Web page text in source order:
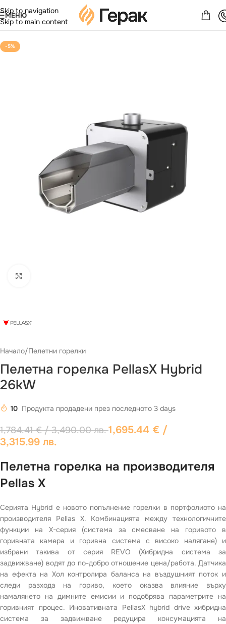
Skip to navigation
Skip to main content
МЕНЮ
-5%
Начало/Пелетни горелки
Пелетна горелка PellasX Hybrid
26kW
10 Продукта продадени през последното 3 days
1,784.41€/ 3,490.00 лв.1,695.44 € /
3,315.99 лв.
Пелетна горелка на производителя
Pellas X
Серията Hybrid е новото попълнение горелки в портфолиото на
производителя Pellas X. Комбинацията между технологичните
функции на X-серия (система за смесване на горивото в
горивната камера и горивна система с високо налягане) и
избрани такива от серия REVO (Хибридна система за
задвижване) водят до по-добро отношение цена/работа. Датчика
на ефекта на Хол контролира баланса на въздушният поток и
следи разхода на гориво, което оказва влияние върху
намалянето на димните емисии и подобрява параметрите на
горивният процес. Иновативната PellasX hybrid drive хибридна
система за задвижване редуцира консумацията на